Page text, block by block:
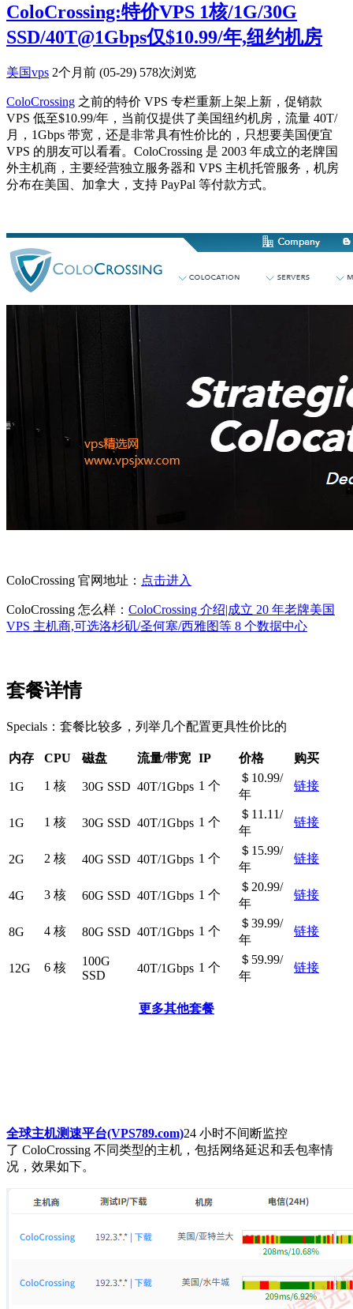
ColoCrossing:特价VPS 1核/1G/30G
SSD/40T@1Gbps仅$10.99/年,纽约机房
美国vps 2个月前 (05-29) 578次浏览
ColoCrossing 之前的特价 VPS 专栏重新上架上新，促销款
VPS 低至$10.99/年，当前仅提供了美国纽约机房，流量 40T/
月，1Gbps 带宽，还是非常具有性价比的，只想要美国便宜
VPS 的朋友可以看看。ColoCrossing 是 2003 年成立的老牌国
外主机商，主要经营独立服务器和 VPS 主机托管服务，机房
分布在美国、加拿大，支持 PayPal 等付款方式。
ColoCrossing 官网地址： 点击进入
ColoCrossing 怎么样： ColoCrossing 介绍|成立 20 年老牌美国
VPS 主机商,可选洛杉矶/圣何塞/西雅图等 8 个数据中心
套餐详情
Specials：套餐比较多，列举几个配置更具性价比的
内存 CPU 磁盘 流量/带宽 IP 价格 购买
1G 1 核 30G SSD 40T/1Gbps 1 个
＄10.99/
年
链接
1G 1 核 30G SSD 40T/1Gbps 1 个
＄11.11/
年
链接
2G 2 核 40G SSD 40T/1Gbps 1 个
＄15.99/
年
链接
4G 3 核 60G SSD 40T/1Gbps 1 个
＄20.99/
年
链接
8G 4 核 80G SSD 40T/1Gbps 1 个
＄39.99/
年
链接
12G 6 核
100G
SSD
40T/1Gbps 1 个
＄59.99/
年
链接
更多其他套餐
全球主机测速平台(VPS789.com)24 小时不间断监控
了 ColoCrossing 不同类型的主机，包括网络延迟和丢包率情
况，效果如下。